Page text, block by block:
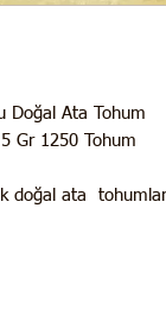
Doğal Ata Tohum
Gr 1250 Tohum
doğal ata